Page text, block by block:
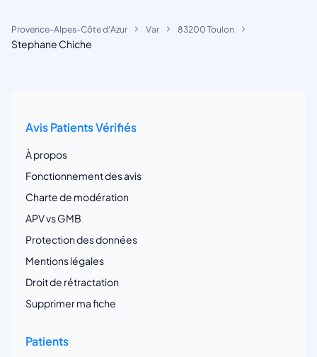
Provence-Alpes-Côte d'Azur Var 83200 Toulon
Stephane Chiche
Avis Patients Vérifiés
À propos
Fonctionnement des avis
Charte de modération
APV vs GMB
Protection des données
Mentions légales
Droit de rétractation
Supprimer ma fiche
Patients